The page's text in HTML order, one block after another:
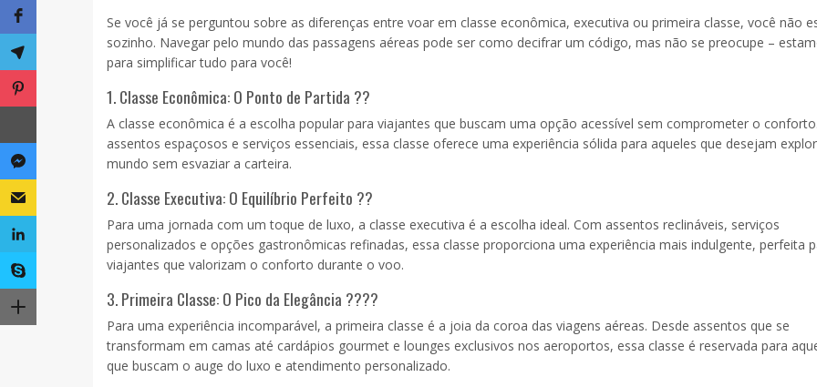
Se você já se perguntou sobre as diferenças entre voar em classe econômica, executiva ou primeira classe, você não
sozinho. Navegar pelo mundo das passagens aéreas pode ser como decifrar um código, mas não se preocupe –
para simplificar tudo para você!
1. Classe Econômica: O Ponto de Partida ??
A classe econômica é a escolha popular para viajantes que buscam uma opção acessível sem comprometer o
assentos espaçosos e serviços essenciais, essa classe oferece uma experiência sólida para aqueles que desejam
mundo sem esvaziar a carteira.
2. Classe Executiva: O Equilíbrio Perfeito ??
Para uma jornada com um toque de luxo, a classe executiva é a escolha ideal. Com assentos reclináveis, serviços
personalizados e opções gastronômicas refinadas, essa classe proporciona uma experiência mais indulgente, perfeita
viajantes que valorizam o conforto durante o voo.
3. Primeira Classe: O Pico da Elegância ????
Para uma experiência incomparável, a primeira classe é a joia da coroa das viagens aéreas. Desde assentos que se
transformam em camas até cardápios gourmet e lounges exclusivos nos aeroportos, essa classe é reservada para
que buscam o auge do luxo e atendimento personalizado.